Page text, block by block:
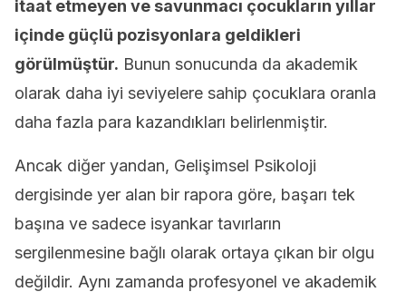
itaat etmeyen ve savunmacı çocukların yıllar
içinde güçlü pozisyonlara geldikleri
görülmüştür. Bunun sonucunda da akademik
olarak daha iyi seviyelere sahip çocuklara oranla
daha fazla para kazandıkları belirlenmiştir.
Ancak diğer yandan, Gelişimsel Psikoloji
dergisinde yer alan bir rapora göre, başarı tek
başına ve sadece isyankar tavırların
sergilenmesine bağlı olarak ortaya çıkan bir olgu
değildir. Aynı zamanda profesyonel ve akademik